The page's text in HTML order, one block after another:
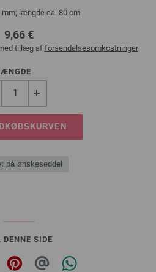
længde ca. 80 cm
9,66 €
tillæg af forsendelsesomkostninger
på ønskeseddel
DENNE SIDE